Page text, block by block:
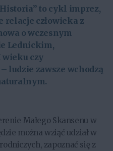
to cykl imprez,
relacje człowieka z
o wczesnym
Lednickim,
czy
ludzie zawsze wchodzą
Małego Skansenu w
można wziąć udział w
zapoznać się z